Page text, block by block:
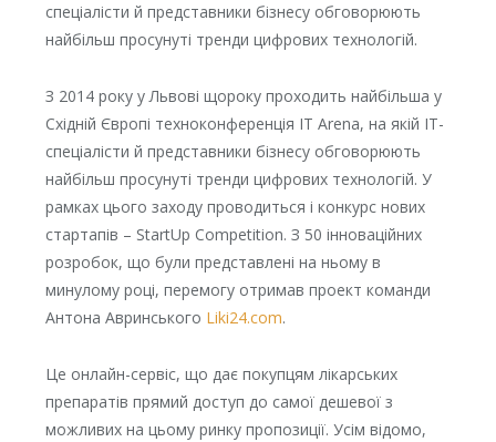
спеціалісти й представники бізнесу обговорюють
найбільш просунуті тренди цифрових технологій.
З 2014 року у Львові щороку проходить найбільша у
Східній Європі техноконференція IT Arena, на якій IT-
спеціалісти й представники бізнесу обговорюють
найбільш просунуті тренди цифрових технологій. У
рамках цього заходу проводиться і конкурс нових
стартапів – StartUp Competition. З 50 інноваційних
розробок, що були представлені на ньому в
минулому році, перемогу отримав проект команди
Антона Авринського Liki24.com.
Це онлайн-сервіс, що дає покупцям лікарських
препаратів прямий доступ до самої дешевої з
можливих на цьому ринку пропозиції. Усім відомо,